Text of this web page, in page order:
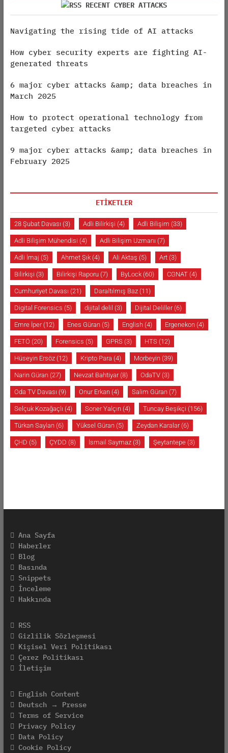
RECENT CYBER ATTACKS
Navigating the rising tide of AI attacks
How cyber security experts are fighting AI-
generated threats
6 major cyber attacks &amp; data breaches in
March 2025
How to protect operational technology from
targeted cyber attacks
9 major cyber attacks &amp; data breaches in
February 2025
ETİKETLER
28 Şubat Davası (3) Adli Bilirkişi (4) Adli Bilişim (33)
Adli Bilişim Mühendisi (4) Adli Bilişim Uzmanı (7)
Adli İmaj (5) Ahmet Şık(4) Ali Aktaş (5) Art(3)
Bilirkişi (3) Bilirkişi Raporu(7) ByLock(60) CGNAT(4)
Cumhuriyet Davası (21) Daraltılmış Baz(11)
Digital Forensics (5) dijital delil (3) Dijital Deliller(6)
Emre İper(12) Enes Güran(5) English(4) Ergenekon(4)
FETÖ (20) Forensics (5) GPRS(3) HTS(12)
Hüseyin Ersöz(12) Kripto Para (4) Morbeyin(39)
Narin Güran(27) Nevzat Bahtiyar(8) OdaTV(3)
Oda TV Davası (9) Onur Erkan(4) Salim Güran(7)
Selçuk Kozağaçlı (4) Soner Yalçın(4) Tuncay Beşikçi (156)
Türkan Saylan(6) Yüksel Güran(5) Zeydan Karalar(6)
ÇHD (5) ÇYDD (8) İsmail Saymaz(3) Şeytantepe(3)
Ana Sayfa
Haberler
Blog
Basında
Snippets
İnceleme
Hakkında
RSS
Gizlilik Sözleşmesi
Kişisel Veri Politikası
Çerez Politikası
İletişim
English Content
Deutsch → Presse
Terms of Service
Privacy Policy
Data Policy
Cookie Policy